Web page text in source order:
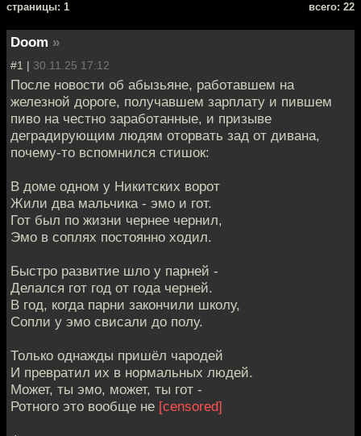
cтраницы: 1 всего: 22
Doom »
#1 | 30.11.25 17:12
После новости об абызьяне, работавшем на
железной дороге, получавшем зарплату и пившем
пиво на честно заработанные, и призыве
деградирующим людям оторвать зад от дивана,
почему-то вспомнился стишок:
В доме одном у Никитских ворот
Жили два мальчика - эмо и гот.
Гот был по жизни чернее чернил,
Эмо в соплях постоянно ходил.
Быстро развитие шло у парней -
Делался гот год от года черней.
В год, когда парни закончили школу,
Сопли у эмо свисали до полу.
Только однажды пришёл чародей
И превратил их в нормальных людей.
Может, ты эмо, может, ты гот -
Ротного это вообще не [censored]